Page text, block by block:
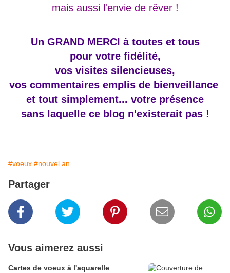
mais aussi l'envie de rêver !
Un GRAND MERCI à toutes et tous
pour votre fidélité,
vos visites silencieuses,
vos commentaires emplis de bienveillance
et tout simplement... votre présence
sans laquelle ce blog n'existerait pas !
#voeux #nouvel an
Partager
Vous aimerez aussi
Cartes de voeux à l'aquarelle